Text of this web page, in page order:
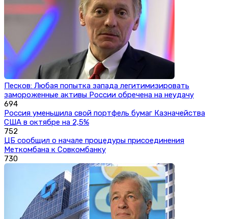
Песков: Любая попытка запада легитимизировать
замороженные активы России обречена на неудачу
694
Россия уменьшила свой портфель бумаг Казначейства
США в октябре на 2,5%
752
ЦБ сообщил о начале процедуры присоединения
Меткомбана к Совкомбанку
730